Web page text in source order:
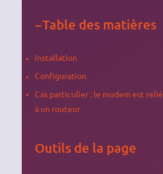
−Table des matières
Installation
Configuration
Cas particulier : le modem est relié
à un routeur
Outils de la page